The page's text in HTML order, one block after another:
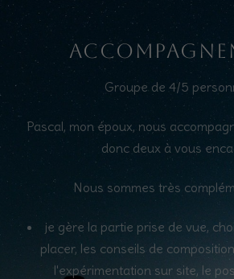
Groupe de 4/5
Pascal, mon époux, nous
donc deux à vous
Nous sommes très
je gère la partie prise de vue,
placer, les conseils de
l'expérimentation sur site, le